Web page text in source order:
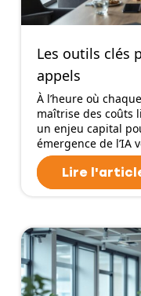
Les outils clés
appels
À l’heure où
maîtrise des coûts
un enjeu capital
émergence de l’IA
Lire